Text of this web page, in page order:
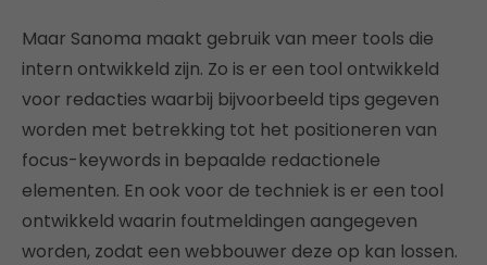
Maar Sanoma maakt gebruik van meer tools die
intern ontwikkeld zijn. Zo is er een tool ontwikkeld
voor redacties waarbij bijvoorbeeld tips gegeven
worden met betrekking tot het positioneren van
focus-keywords in bepaalde redactionele
elementen. En ook voor de techniek is er een tool
ontwikkeld waarin foutmeldingen aangegeven
worden, zodat een webbouwer deze op kan lossen.